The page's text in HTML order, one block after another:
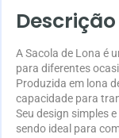
Descrição
A Sacola de Lona é
para diferentes
Produzida em lona
capacidade para
Seu design simples
sendo ideal para